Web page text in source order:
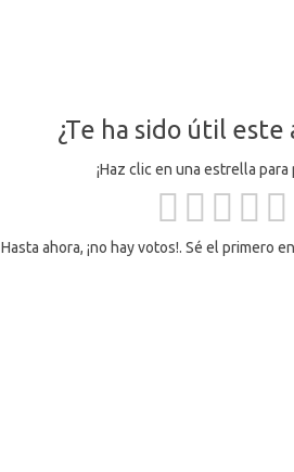
¿Te ha sido útil este
¡Haz clic en una estrella para
Hasta ahora, ¡no hay votos!. Sé el primero